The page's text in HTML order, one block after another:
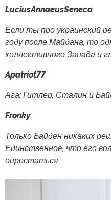
LuciusAnnaeusSeneca
Если ты про украинский
году после Майдана, то
коллективного Запада и
Apatriot77
Ага: Гитлер, Сталин и
Fronky
Только Байден никаких
Единственное, что его
опростаться.